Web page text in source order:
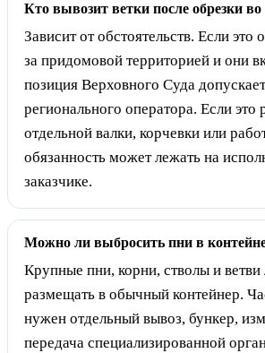
Кто вывозит ветки после обрезки во
Зависит от обстоятельств. Если это
за придомовой территорией и они
позиция Верховного Суда
регионального оператора. Если это
отдельной валки, корчевки или
обязанность может лежать на
заказчике.
Можно ли выбросить пни в
Крупные пни, корни, стволы и
размещать в обычный контейнер.
нужен отдельный вывоз, бункер,
передача специализированной